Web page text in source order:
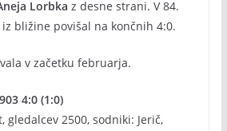
Lorbka z desne strani. V 84.
iz bližine povišal na končnih 4:0.
v začetku februarja.
4:0 (1:0)
gledalcev 2500, sodniki: Jerič,